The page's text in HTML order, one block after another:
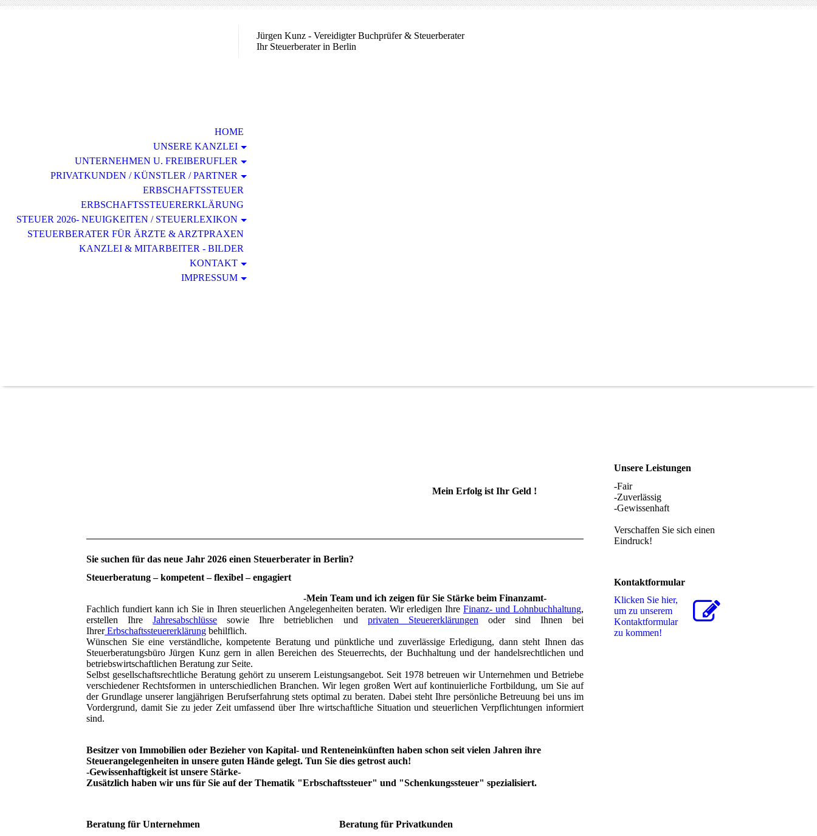
Jürgen Kunz - Vereidigter Buchprüfer & Steuerberater
Ihr Steuerberater in Berlin
HOME
UNSERE KANZLEI
UNTERNEHMEN U. FREIBERUFLER
PRIVATKUNDEN / KÜNSTLER / PARTNER
ERBSCHAFTSSTEUER
ERBSCHAFTSSTEUERERKLÄRUNG
STEUER 2026- NEUIGKEITEN / STEUERLEXIKON
STEUERBERATER FÜR ÄRZTE & ARZTPRAXEN
KANZLEI & MITARBEITER - BILDER
KONTAKT
IMPRESSUM
Mein Erfolg ist Ihr Geld !
Sie suchen für das neue Jahr 2026 einen Steuerberater in Berlin?
Steuerberatung – kompetent – flexibel – engagiert
-Mein Team und ich zeigen für Sie Stärke beim Finanzamt-
Fachlich fundiert kann ich Sie in Ihren steuerlichen Angelegenheiten beraten. Wir erledigen Ihre Finanz- und Lohnbuchhaltung,
erstellen IhreJahresabschlüsse sowie Ihre betrieblichen und privaten Steuererklärungen oder sind Ihnen bei
IhrerErbschaftssteuererklärung behilflich.
Wünschen Sie eine verständliche, kompetente Beratung und pünktliche und zuverlässige Erledigung, dann steht Ihnen das
Steuerberatungsbüro Jürgen Kunz gern in allen Bereichen des Steuerrechts, der Buchhaltung und der handelsrechtlichen und
betriebswirtschaftlichen Beratung zur Seite.
Selbst gesellschaftsrechtliche Beratung gehört zu unserem Leistungsangebot. Seit 1978 betreuen wir Unternehmen und Betriebe
verschiedener Rechtsformen in unterschiedlichen Branchen. Wir legen großen Wert auf kontinuierliche Fortbildung, um Sie auf
der Grundlage unserer langjährigen Berufserfahrung stets optimal zu beraten. Dabei steht Ihre persönliche Betreuung bei uns im
Vordergrund, damit Sie zu jeder Zeit umfassend über Ihre wirtschaftliche Situation und steuerlichen Verpflichtungen informiert
sind.
Besitzer von Immobilien oder Bezieher von Kapital- und Renteneinkünften haben schon seit vielen Jahren ihre
Steuerangelegenheiten in unsere guten Hände gelegt. Tun Sie dies getrost auch!
-Gewissenhaftigkeit ist unsere Stärke-
Zusätzlich haben wir uns für Sie auf der Thematik "Erbschaftssteuer" und "Schenkungssteuer" spezialisiert.
Beratung für Unternehmen
Beratung für Privatkunden
Unsere Leistungen
-Fair
-Zuverlässig
-Gewissenhaft
Verschaffen Sie sich einen
Eindruck!
Kontaktformular
Klicken Sie hier,
um zu unserem
Kon­takt­for­mu­lar
zu kommen!